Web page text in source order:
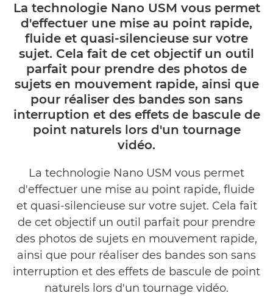
La technologie Nano USM vous permet
d'effectuer une mise au point rapide,
fluide et quasi-silencieuse sur votre
sujet. Cela fait de cet objectif un outil
parfait pour prendre des photos de
sujets en mouvement rapide, ainsi que
pour réaliser des bandes son sans
interruption et des effets de bascule de
point naturels lors d'un tournage
vidéo.
La technologie Nano USM vous permet
d'effectuer une mise au point rapide, fluide
et quasi-silencieuse sur votre sujet. Cela fait
de cet objectif un outil parfait pour prendre
des photos de sujets en mouvement rapide,
ainsi que pour réaliser des bandes son sans
interruption et des effets de bascule de point
naturels lors d'un tournage vidéo.